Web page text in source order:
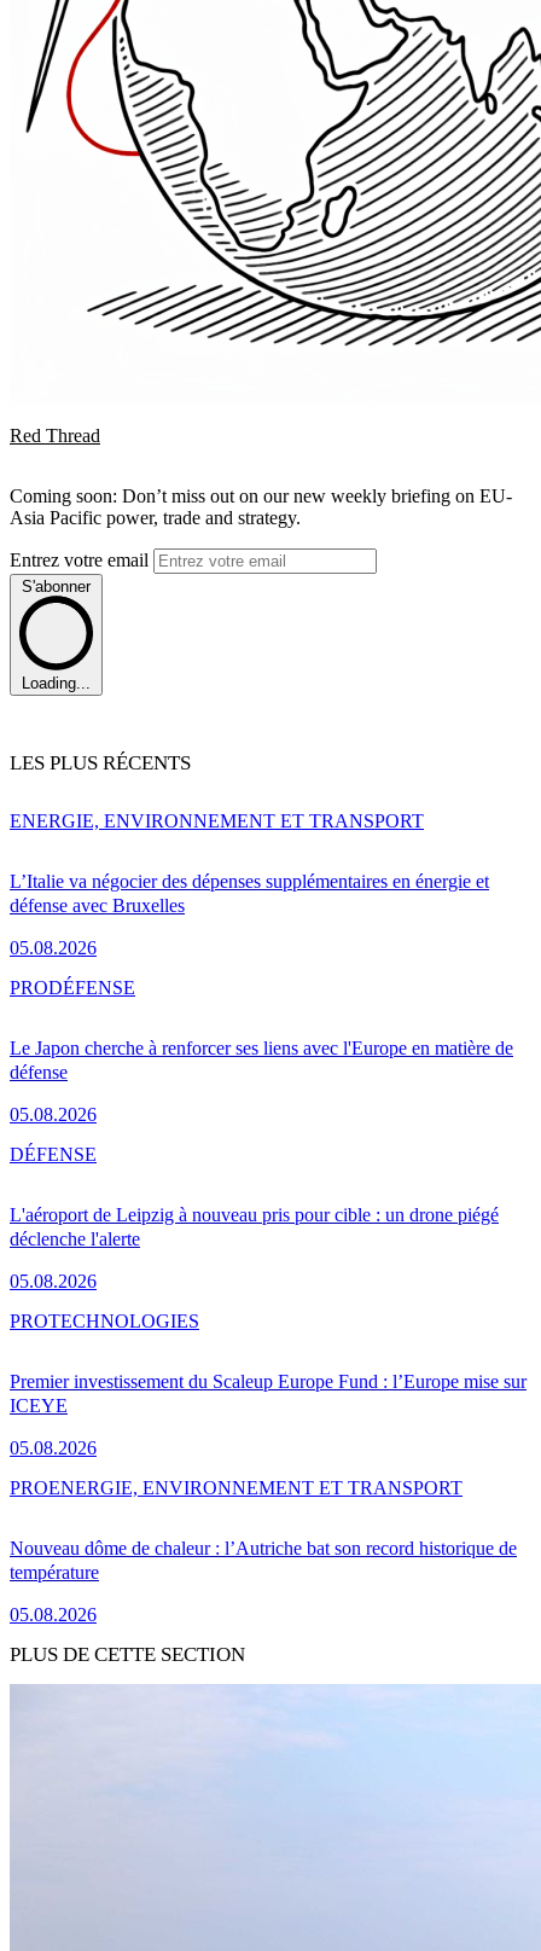
Red Thread
Coming soon: Don’t miss out on our new weekly briefing on EU-
Asia Pacific power, trade and strategy.
Entrez votre email
S'abonner
Loading...
LES PLUS RÉCENTS
L’Italie va négocier des dépenses supplémentaires en énergie et
défense avec Bruxelles
05.08.2026
ENERGIE, ENVIRONNEMENT ET TRANSPORT
Le Japon cherche à renforcer ses liens avec l'Europe en matière de
défense
05.08.2026
PRODÉFENSE
L'aéroport de Leipzig à nouveau pris pour cible : un drone piégé
déclenche l'alerte
05.08.2026
DÉFENSE
Premier investissement du Scaleup Europe Fund : l’Europe mise sur
ICEYE
05.08.2026
PROTECHNOLOGIES
Nouveau dôme de chaleur : l’Autriche bat son record historique de
température
05.08.2026
PROENERGIE, ENVIRONNEMENT ET TRANSPORT
PLUS DE CETTE SECTION